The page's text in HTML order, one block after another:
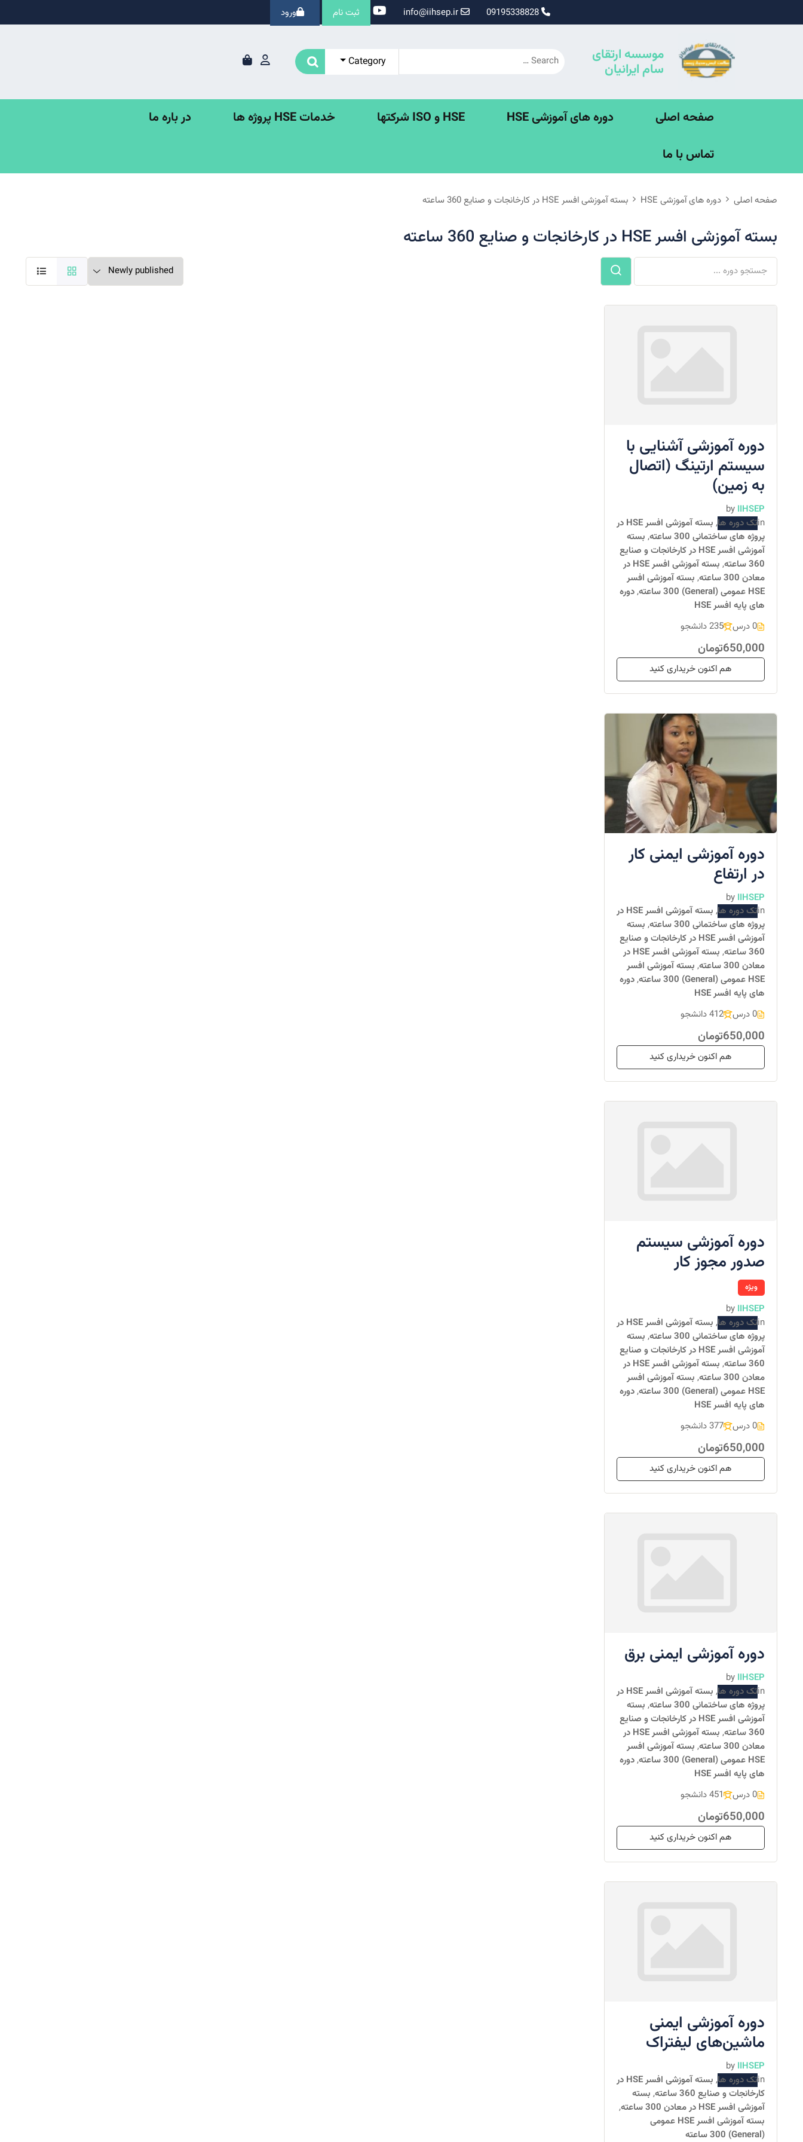
info@iihsep.ir ثبت نام ورود
موسسه ارتقای
سام ایرانیان Category
صفحه اصلی دوره های آموزشی HSE HSE و ISO شرکتها خدمات HSE پروژه ها
در باره ما
تماس با ما
صفحه اصلی دوره های آموزشی HSE بسته آموزشی افسر HSE در کارخانجات و صنایع 360 ساعته
بسته آموزشی افسر HSE در کارخانجات و صنایع 360 ساعته
دوره آموزشی آشنایی با
سیستم ارتینگ (اتصال
به زمین)
by IIHSEP
inتک دوره ها,
بسته آموزشی افسر HSE در
پروژه های ساختمانی 300 ساعته
, بسته
آموزشی افسر HSE در کارخانجات و صنایع
360 ساعته
,
بسته آموزشی افسر HSE در
معادن 300 ساعته
, بسته آموزشی افسر
HSE عمومی (General) 300 ساعته
,دوره
های پایه افسر HSE
0 درس
235 دانشجو
650,000تومان
هم اکنون خریداری کنید
دوره آموزشی ایمنی کار
در ارتفاع
by IIHSEP
inتک دوره ها,
بسته آموزشی افسر HSE در
پروژه های ساختمانی 300 ساعته
, بسته
آموزشی افسر HSE در کارخانجات و صنایع
360 ساعته
,
بسته آموزشی افسر HSE در
معادن 300 ساعته
, بسته آموزشی افسر
HSE عمومی (General) 300 ساعته
,دوره
های پایه افسر HSE
0 درس
412 دانشجو
650,000تومان
هم اکنون خریداری کنید
دوره آموزشی سیستم
صدور مجوز کار
ویژه
by IIHSEP
inتک دوره ها,
بسته آموزشی افسر HSE در
پروژه های ساختمانی 300 ساعته
, بسته
آموزشی افسر HSE در کارخانجات و صنایع
360 ساعته
,
بسته آموزشی افسر HSE در
معادن 300 ساعته
, بسته آموزشی افسر
HSE عمومی (General) 300 ساعته
,دوره
های پایه افسر HSE
0 درس
377 دانشجو
650,000تومان
هم اکنون خریداری کنید
دوره آموزشی ایمنی برق
by IIHSEP
inتک دوره ها,
بسته آموزشی افسر HSE در
پروژه های ساختمانی 300 ساعته
, بسته
آموزشی افسر HSE در کارخانجات و صنایع
360 ساعته
,
بسته آموزشی افسر HSE در
معادن 300 ساعته
, بسته آموزشی افسر
HSE عمومی (General) 300 ساعته
,دوره
های پایه افسر HSE
0 درس
451 دانشجو
650,000تومان
هم اکنون خریداری کنید
دوره آموزشی ایمنی
ماشین‌های لیفتراک
by IIHSEP
inتک دوره ها,
بسته آموزشی افسر HSE در
کارخانجات و صنایع 360 ساعته
, بسته
آموزشی افسر HSE در معادن 300 ساعته
,
بسته آموزشی افسر HSE عمومی
(General) 300 ساعته